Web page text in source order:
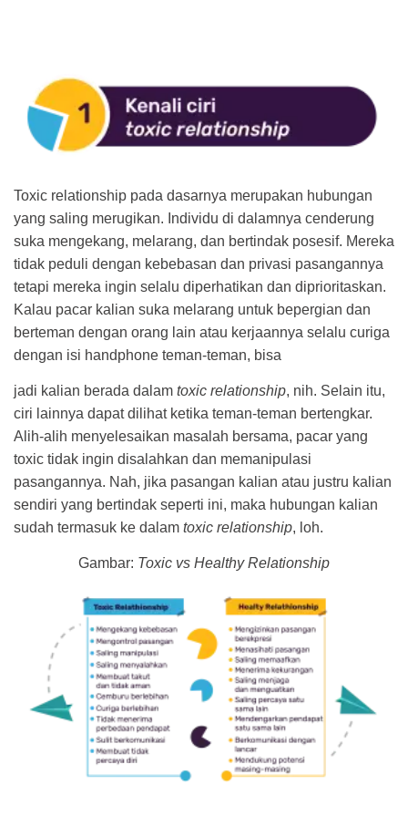
Toxic relationship pada dasarnya merupakan hubungan
yang saling merugikan. Individu di dalamnya cenderung
suka mengekang, melarang, dan bertindak posesif. Mereka
tidak peduli dengan kebebasan dan privasi pasangannya
tetapi mereka ingin selalu diperhatikan dan diprioritaskan.
Kalau pacar kalian suka melarang untuk bepergian dan
berteman dengan orang lain atau kerjaannya selalu curiga
dengan isi handphone teman-teman, bisa
jadi kalian berada dalam toxic relationship, nih. Selain itu,
ciri lainnya dapat dilihat ketika teman-teman bertengkar.
Alih-alih menyelesaikan masalah bersama, pacar yang
toxic tidak ingin disalahkan dan memanipulasi
pasangannya. Nah, jika pasangan kalian atau justru kalian
sendiri yang bertindak seperti ini, maka hubungan kalian
sudah termasuk ke dalam toxic relationship, loh.
Gambar: Toxic vs Healthy Relationship